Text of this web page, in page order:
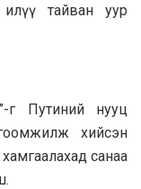
илүү тайван уур
Путиний нууц
хийсэн
санаа